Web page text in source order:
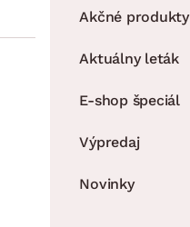
Akčné produkty
Aktuálny leták
E-shop špeciál
Výpredaj
Novinky